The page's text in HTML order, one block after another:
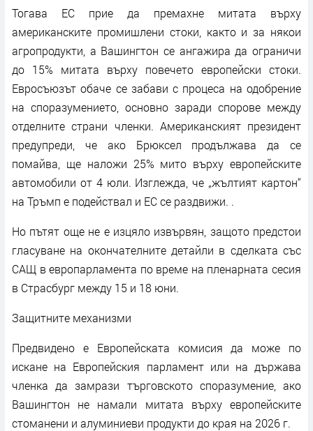
Тогава ЕС прие да премахне митата върху
американските промишлени стоки, както и за някои
агропродукти, а Вашингтон се ангажира да ограничи
до 15% митата върху повечето европейски стоки.
Евросъюзът обаче се забави с процеса на одобрение
на споразумението, основно заради спорове между
отделните страни членки. Американският президент
предупреди, че ако Брюксел продължава да се
помайва, ще наложи 25% мито върху европейските
автомобили от 4 юли. Изглежда, че „жълтият картон“
на Тръмп е подействал и ЕС се раздвижи. .
Но пътят още не е изцяло извървян, защото предстои
гласуване на окончателните детайли в сделката със
САЩ в европарламента по време на пленарната сесия
в Страсбург между 15 и 18 юни.
Защитните механизми
Предвидено е Европейската комисия да може по
искане на Европейския парламент или на държава
членка да замрази търговското споразумение, ако
Вашингтон не намали митата върху европейските
стоманени и алуминиеви продукти до края на 2026 г.